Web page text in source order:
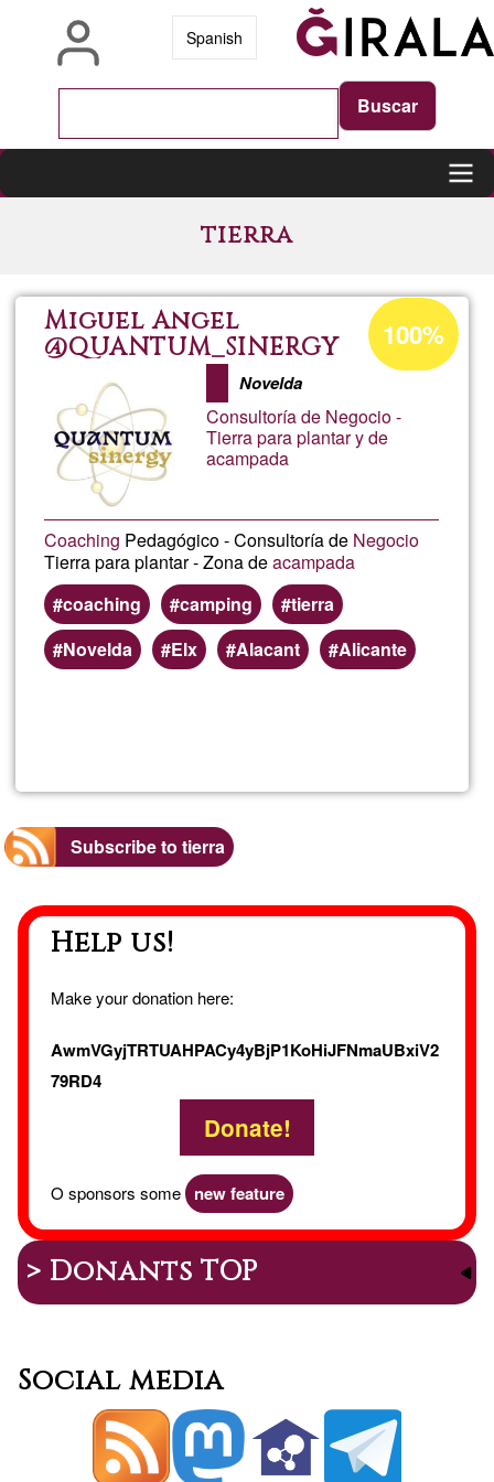
Spanish
tierra
Miguel Angel
@QUANTUM_SINERGY
Novelda
Consultoría de Negocio -
Tierra para plantar y de
acampada
Coaching Pedagógico - Consultoría de Negocio
Tierra para plantar - Zona deacampada
coaching
camping
tierra
Novelda
Elx Alacant Alicante
Acceptance
percentage
Ğ1
100%
Subscribe to tierra
Help us!
Make your donation here:
AwmVGyjTRTUAHPACy4yBjP1KoHiJFNmaUBxiV2
79RD4
Donate!
O sponsors some new feature
> Donants TOP
Social media